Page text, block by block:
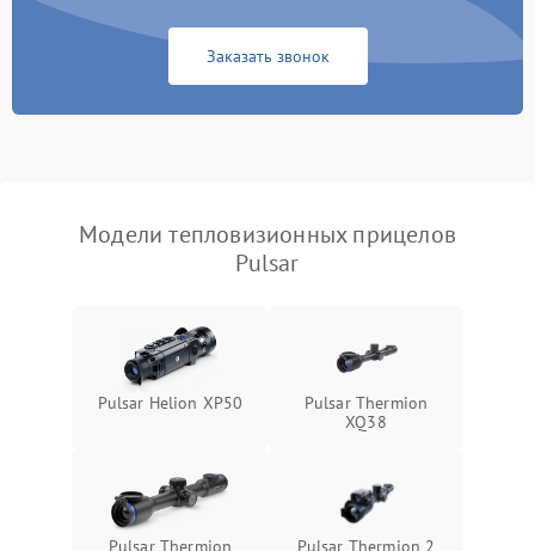
Повреждение системы
защиты от перегрузок
1500 ₽
автоматического
1500 ₽ Подробнее →
Неисправность системы
перенапряжения
защиты от замыкания
Неисправность системы
1500 ₽ Подробнее →
Заказать звонок
Модели тепловизионных прицелов
Pulsar
Pulsar Helion XP50
Pulsar Thermion
XQ38
Pulsar Thermion
Pulsar Thermion 2